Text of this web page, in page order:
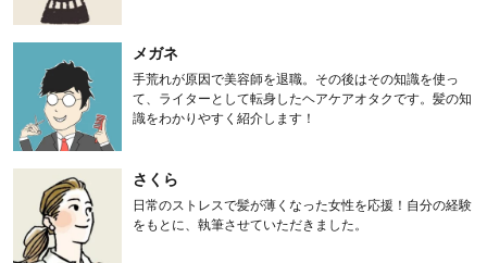
メガネ
手荒れが原因で美容師を退職。その後はその知識を使っ
て、ライターとして転身したヘアケアオタクです。髪の知
識をわかりやすく紹介します！
さくら
日常のストレスで髪が薄くなった女性を応援！自分の経験
をもとに、執筆させていただきました。